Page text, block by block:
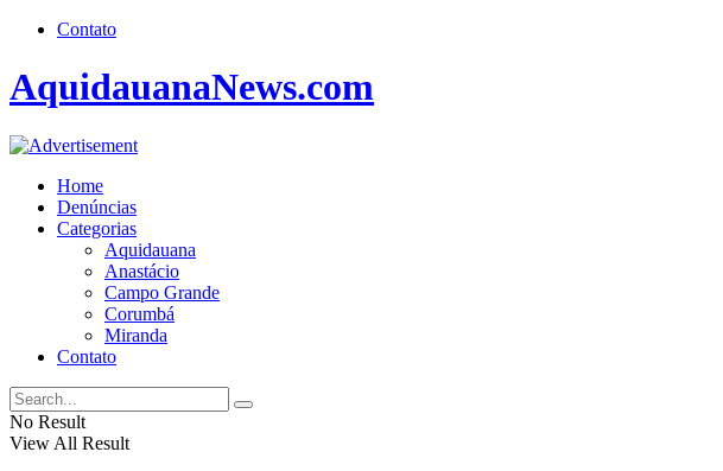
Contato
AquidauanaNews.com
Home
Denúncias
Categorias
Aquidauana
Anastácio
Campo Grande
Corumbá
Miranda
Contato
No Result
View All Result